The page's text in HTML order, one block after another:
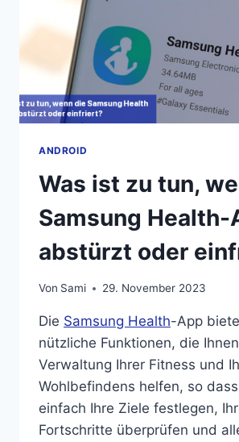
ANDROID
Was ist zu tun,
Samsung Health-
abstürzt oder
Von Sami 29. November 2023
Die Samsung Health-App
nützliche Funktionen, die
Verwaltung Ihrer Fitness und
Wohlbefindens helfen, so
einfach Ihre Ziele festlegen,
Fortschritte überprüfen und